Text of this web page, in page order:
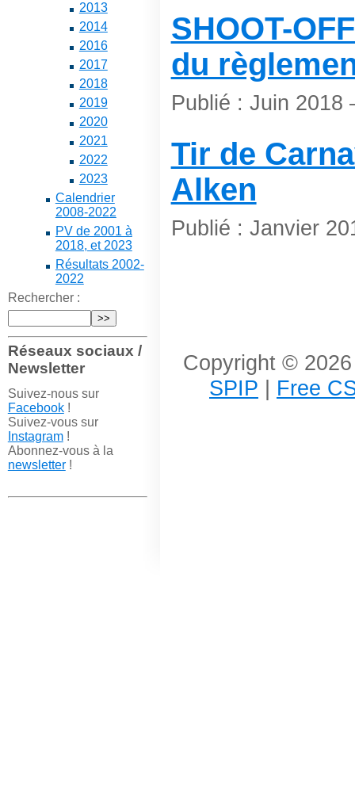
2013
2014
2016
2017
2018
2019
2020
2021
2022
2023
Calendrier
2008-2022
PV de 2001 à
2018, et 2023
Résultats 2002-
2022
Rechercher :
Réseaux sociaux /
Newsletter
Suivez-nous sur
Facebook!
Suivez-vous sur
Instagram!
Abonnez-vous à la
newsletter!
SHOOT-
du
Publié : Juin
Tir de
Alken
Publié : Janvier
Copyright ©
SPIP | Free